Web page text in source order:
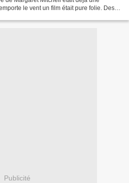
le vent un film était pure folie. Des
Publicité